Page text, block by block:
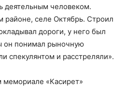
деятельным человеком.
районе, селе Октябрь. Строил
дороги, у него был
он понимал рыночную
спекулянтом и расстреляли».
мемориале «Касирет»